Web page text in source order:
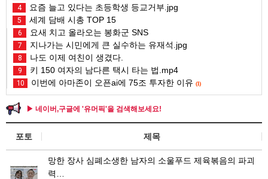
4 요즘 늘고 있다는 초등학생 등교거부.jpg
5 세계 담배 시총 TOP 15
6 요새 치고 올라오는 봉화군 SNS
7 지나가는 시민에게 큰 실수하는 유재석.jpg
8 나도 이제 여친이 생겼다.
9 키 150 여자의 남다른 택시 타는 법.mp4
10 이번에 아마존이 오픈ai에 75조 투자한 이유 (1)
▶ 네이버,구글에 '유머픽'을 검색해보세요!
포토 제목
망한 장사 심폐소생한 남자의 소울푸드 제육볶음의 파괴
력…